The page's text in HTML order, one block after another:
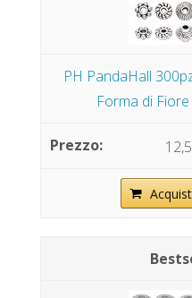
PH PandaHall
Forma di